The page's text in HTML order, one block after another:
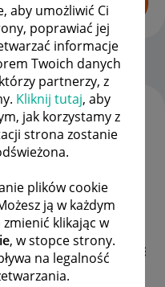
aby umożliwić Ci
poprawiać jej
informacje
Twoich danych
partnerzy, z
Kliknij tutaj, aby
jak korzystamy z
strona zostanie
plików cookie
ją w każdym
klikając w
, w stopce strony.
na legalność
OPCJE
mam nie
mam
TEMATY